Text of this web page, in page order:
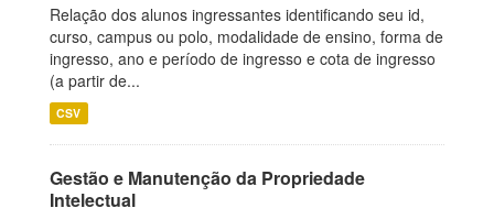
Relação dos alunos ingressantes identificando seu id,
curso, campus ou polo, modalidade de ensino, forma de
ingresso, ano e período de ingresso e cota de ingresso
(a partir de...
CSV
Gestão e Manutenção da Propriedade
Intelectual